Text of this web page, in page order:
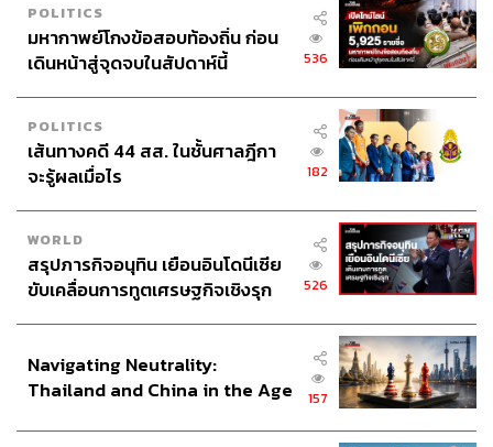
POLITICS
มหากาพย์โกงข้อสอบท้องถิ่น ก่อน
เดินหน้าสู่จุดจบในสัปดาห์นี้
536
POLITICS
เส้นทางคดี 44 สส. ในชั้นศาลฎีกา
จะรู้ผลเมื่อไร
182
WORLD
สรุปภารกิจอนุทิน เยือนอินโดนีเซีย
ขับเคลื่อนการทูตเศรษฐกิจเชิงรุก
526
Navigating Neutrality:
Thailand and China in the Age
157